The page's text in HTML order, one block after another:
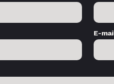
E-